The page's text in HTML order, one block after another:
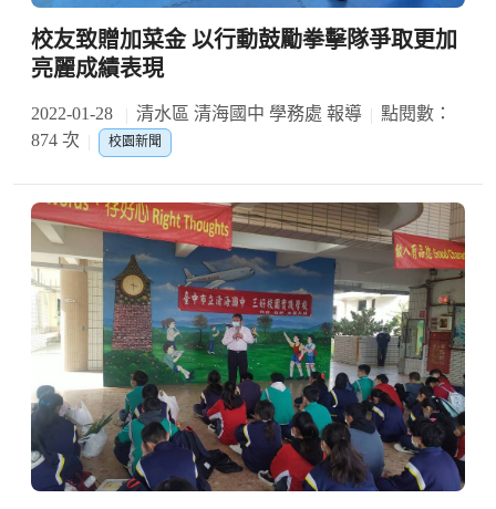
校友致贈加菜金 以行動鼓勵拳擊隊爭取更加
亮麗成績表現
2022-01-28 清水區 清海國中 學務處 報導
點閱數：
874 次
校園新聞